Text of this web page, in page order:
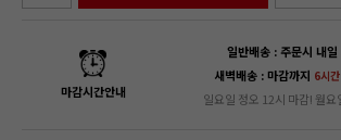
마감시간안내
일반배송 : 주문시 내
새벽배송 : 마감까지 6시
일요일 정오 12시 마감! 월